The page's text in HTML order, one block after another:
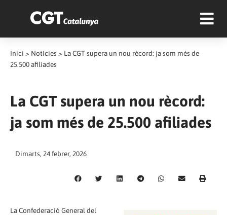
Inici > Notícies > La CGT supera un nou rècord: ja som més de
25.500 afiliades
La CGT supera un nou rècord:
ja som més de 25.500 afiliades
Dimarts, 24 febrer, 2026
La Confederació General del